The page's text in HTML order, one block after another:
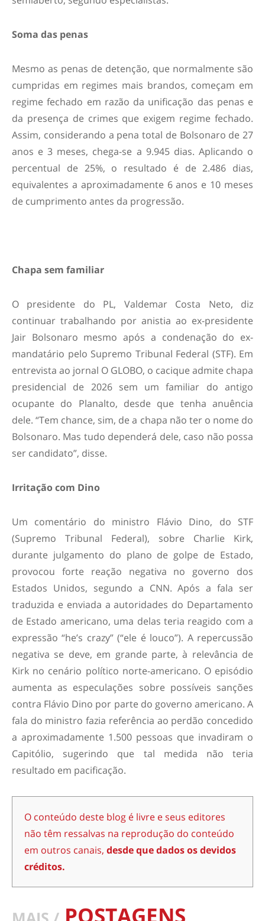
Soma das penas
Mesmo as penas de detenção, que normalmente são
cumpridas em regimes mais brandos, começam em
regime fechado em razão da unificação das penas e
da presença de crimes que exigem regime fechado.
Assim, considerando a pena total de Bolsonaro de 27
anos e 3 meses, chega-se a 9.945 dias. Aplicando o
percentual de 25%, o resultado é de 2.486 dias,
equivalentes a aproximadamente 6 anos e 10 meses
de cumprimento antes da progressão.
Chapa sem familiar
O presidente do PL, Valdemar Costa Neto, diz
continuar trabalhando por anistia ao ex-presidente
Jair Bolsonaro mesmo após a condenação do ex-
mandatário pelo Supremo Tribunal Federal (STF). Em
entrevista ao jornal O GLOBO, o cacique admite chapa
presidencial de 2026 sem um familiar do antigo
ocupante do Planalto, desde que tenha anuência
dele. “Tem chance, sim, de a chapa não ter o nome do
Bolsonaro. Mas tudo dependerá dele, caso não possa
ser candidato”, disse.
Irritação com Dino
Um comentário do ministro Flávio Dino, do STF
(Supremo Tribunal Federal), sobre Charlie Kirk,
durante julgamento do plano de golpe de Estado,
provocou forte reação negativa no governo dos
Estados Unidos, segundo a CNN. Após a fala ser
traduzida e enviada a autoridades do Departamento
de Estado americano, uma delas teria reagido com a
expressão “he’s crazy” (“ele é louco”). A repercussão
negativa se deve, em grande parte, à relevância de
Kirk no cenário político norte-americano. O episódio
aumenta as especulações sobre possíveis sanções
contra Flávio Dino por parte do governo americano. A
fala do ministro fazia referência ao perdão concedido
a aproximadamente 1.500 pessoas que invadiram o
Capitólio, sugerindo que tal medida não teria
resultado em pacificação.
O conteúdo deste blog é livre e seus editores
não têm ressalvas na reprodução do conteúdo
em outros canais, desde que dados os devidos
créditos.
POSTAGENS